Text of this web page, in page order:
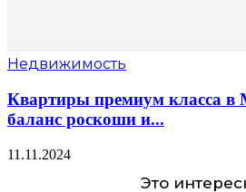
Недвижимость
Квартиры премиум класса в
баланс роскоши и...
11.11.2024
Это